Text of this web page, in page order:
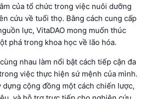
của tổ chức trong việc nuôi dưỡng
cứu về tuổi thọ. Bằng cách cung cấp
lực, VitaDAO mong muốn thúc
phá trong khoa học về lão hóa.
nhau làm nổi bật cách tiếp cận đa
việc thực hiện sứ mệnh của mình.
dựng cộng đồng một cách chiến lược,